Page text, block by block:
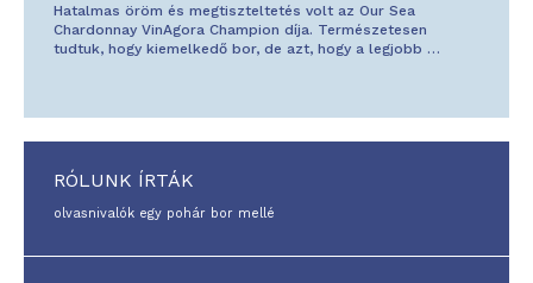
Hatalmas öröm és megtiszteltetés volt az Our Sea
Chardonnay VinAgora Champion díja. Természetesen
tudtuk, hogy kiemelkedő bor, de azt, hogy a legjobb …
RÓLUNK ÍRTÁK
olvasnivalók egy pohár bor mellé